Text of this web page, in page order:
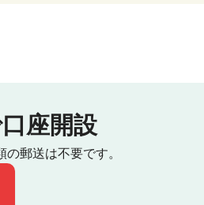
座開設
郵送は不要です。